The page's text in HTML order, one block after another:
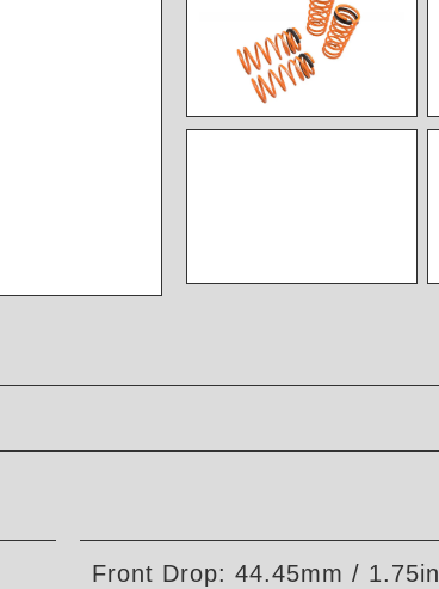
Front Drop: 44.45mm / 1.75in